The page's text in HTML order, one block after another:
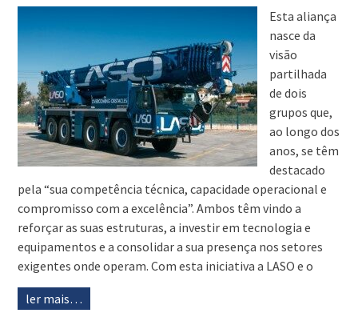
Esta aliança
nasce da
visão
partilhada
de dois
grupos que,
ao longo dos
anos, se têm
destacado
pela “sua competência técnica, capacidade operacional e
compromisso com a excelência”. Ambos têm vindo a
reforçar as suas estruturas, a investir em tecnologia e
equipamentos e a consolidar a sua presença nos setores
exigentes onde operam. Com esta iniciativa a LASO e o
ler mais…